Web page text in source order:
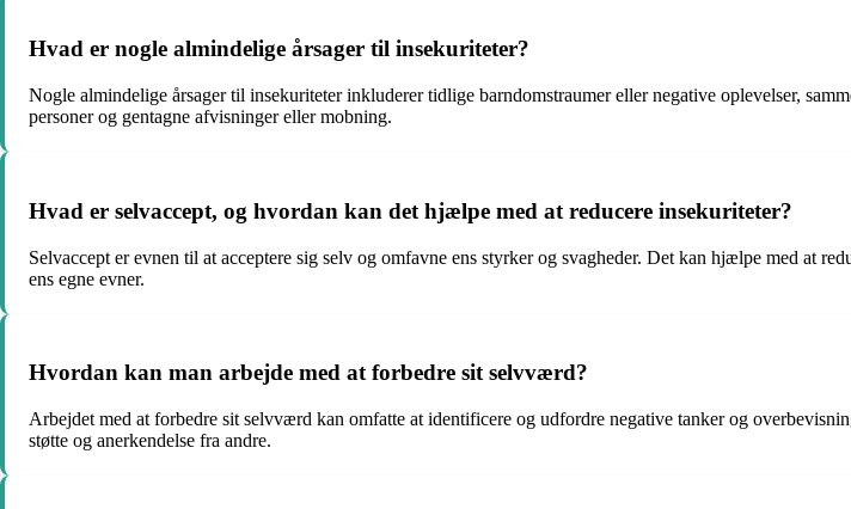
Hvad er nogle almindelige årsager til insekuriteter?
Nogle almindelige årsager til insekuriteter inkluderer tidlige barndomstraumer eller negative oplevelser,
personer og gentagne afvisninger eller mobning.
Hvad er selvaccept, og hvordan kan det hjælpe med at reducere insekuriteter?
Selvaccept er evnen til at acceptere sig selv og omfavne ens styrker og svagheder. Det kan hjælpe med at
ens egne evner.
Hvordan kan man arbejde med at forbedre sit selvværd?
Arbejdet med at forbedre sit selvværd kan omfatte at identificere og udfordre negative tanker og
støtte og anerkendelse fra andre.